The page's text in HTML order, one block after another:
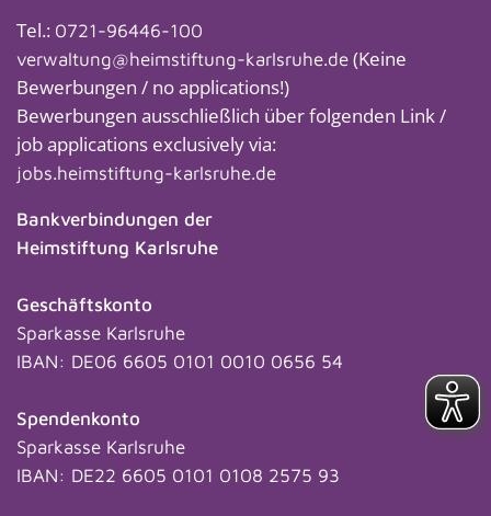
Tel.: 0721-96446-100
verwaltung@heimstiftung-karlsruhe.de (Keine
Bewerbungen / no applications!)
Bewerbungen ausschließlich über folgenden Link /
job applications exclusively via:
jobs.heimstiftung-karlsruhe.de
Bankverbindungen der
Heimstiftung Karlsruhe
Geschäftskonto
Sparkasse Karlsruhe
IBAN: DE06 6605 0101 0010 0656 54
Spendenkonto
Sparkasse Karlsruhe
IBAN: DE22 6605 0101 0108 2575 93